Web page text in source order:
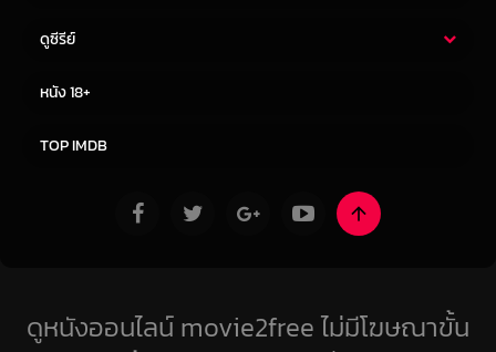
ดูซีรีย์
หนัง 18+
TOP IMDB
ดูหนังออนไลน์ movie2free ไม่มีโฆษณาขั้น